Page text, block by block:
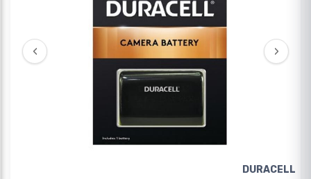
‹ ›
DURACELL